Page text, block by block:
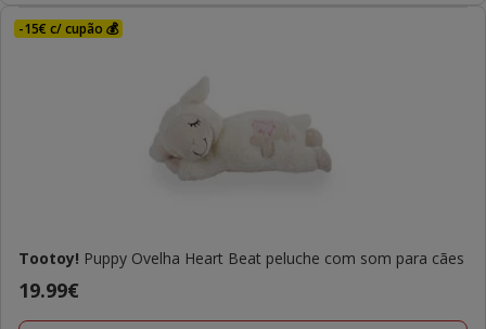
9.09€
-15€ c/ cupão 💰
Tootoy! Puppy Ovelha Heart Beat peluche com som para cães
Preço
19.99€
19.99€